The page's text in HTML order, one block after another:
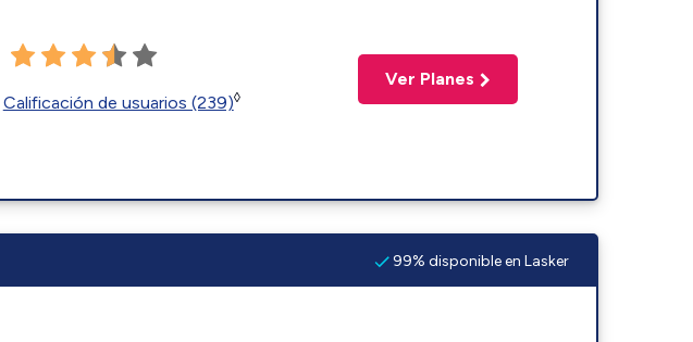
Calificación de usuarios (239)◊
Ver Planes
99% disponible en Lasker